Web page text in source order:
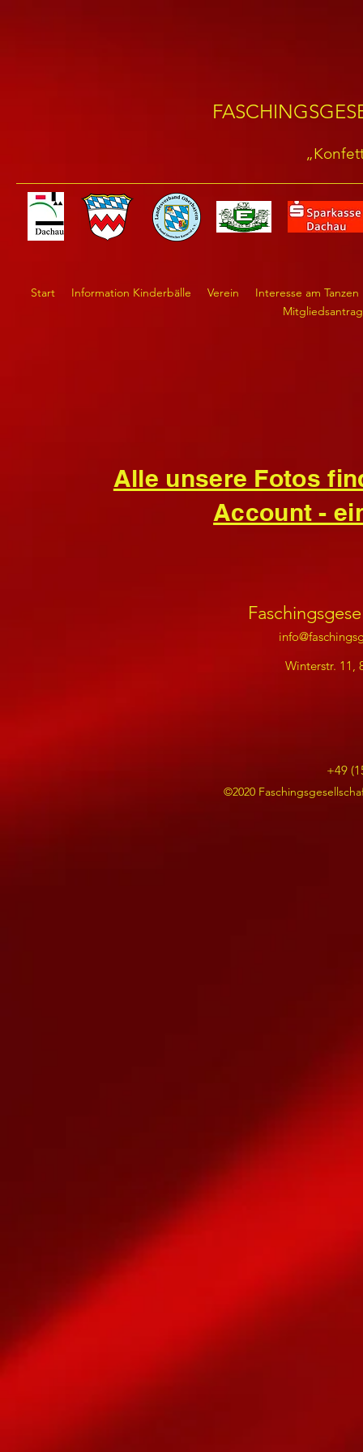
Start Information Kinderbälle Verein
Interesse am Tanzen
Mitgliedsantrag
Alle unsere Fotos
Account -
Winterstr. 11,
+49
©2020